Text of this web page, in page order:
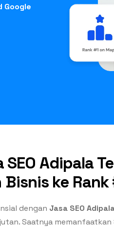
Google
SEO Adipala
ke Rank
dengan Jasa SEO
Saatnya